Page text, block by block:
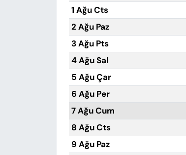
1 Ağu Cts
2 Ağu Paz
3 Ağu Pts
4 Ağu Sal
5 Ağu Çar
6 Ağu Per
7 Ağu Cum
8 Ağu Cts
9 Ağu Paz